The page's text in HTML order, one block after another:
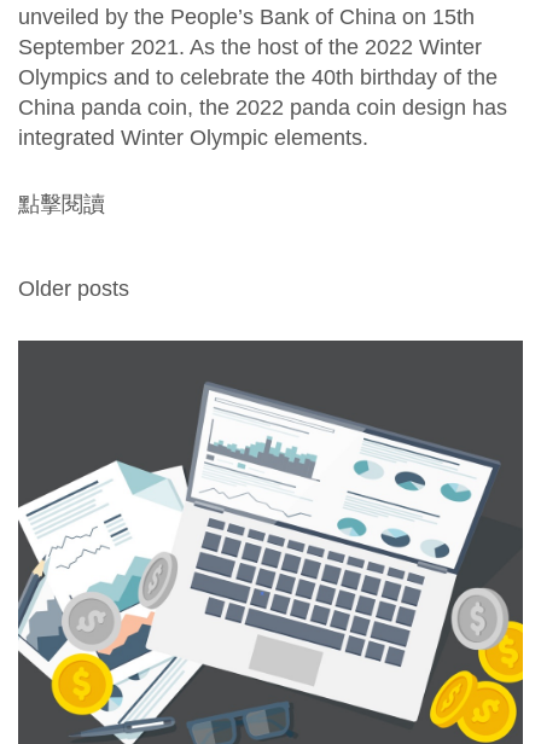
unveiled by the People’s Bank of China on 15th
September 2021. As the host of the 2022 Winter
Olympics and to celebrate the 40th birthday of the
China panda coin, the 2022 panda coin design has
integrated Winter Olympic elements.
點擊閱讀
Older posts